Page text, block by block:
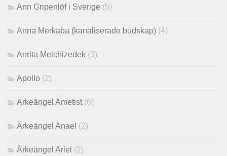
Ann Gripenlöf i Sverige (5)
Anna Merkaba (kanaliserade budskap) (4)
Anrita Melchizedek (3)
Apollo (2)
Ärkeängel Ametist (6)
Ärkeängel Anael (2)
Ärkeängel Ariel (2)